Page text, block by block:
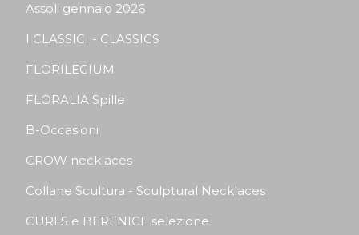
Assoli gennaio 2026
I CLASSICI - CLASSICS
FLORILEGIUM
FLORALIA Spille
B-Occasioni
CROW necklaces
Collane Scultura - Sculptural Necklaces
CURLS e BERENICE selezione